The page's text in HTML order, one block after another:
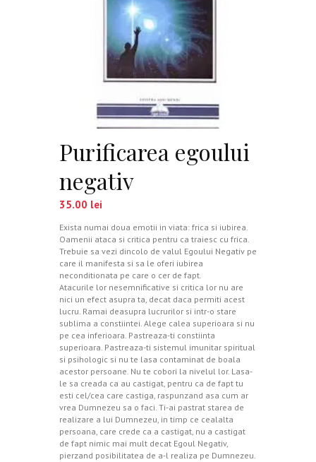
Purificarea egoului
negativ
35.00 lei
Exista numai doua emotii in viata: frica si iubirea.
Oamenii ataca si critica pentru ca traiesc cu frica.
Trebuie sa vezi dincolo de valul Egoului Negativ pe
care il manifesta si sa le oferi iubirea
neconditionata pe care o cer de fapt.
Atacurile lor nesemnificative si critica lor nu are
nici un efect asupra ta, decat daca permiti acest
lucru. Ramai deasupra lucrurilor si intr-o stare
sublima a constiintei. Alege calea superioara si nu
pe cea inferioara. Pastreaza-ti constiinta
superioara. Pastreaza-ti sistemul imunitar spiritual
si psihologic si nu te lasa contaminat de boala
acestor persoane. Nu te cobori la nivelul lor. Lasa-
le sa creada ca au castigat, pentru ca de fapt tu
esti cel/cea care castiga, raspunzand asa cum ar
vrea Dumnezeu sa o faci. Ti-ai pastrat starea de
realizare a lui Dumnezeu, in timp ce cealalta
persoana, care crede ca a castigat, nu a castigat
de fapt nimic mai mult decat Egoul Negativ,
pierzand posibilitatea de a-l realiza pe Dumnezeu.